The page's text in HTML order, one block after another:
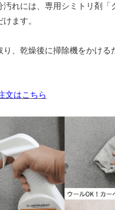
れには、専用シミトリ剤「
ます。
り、乾燥後に掃除機をかける
文はこちら